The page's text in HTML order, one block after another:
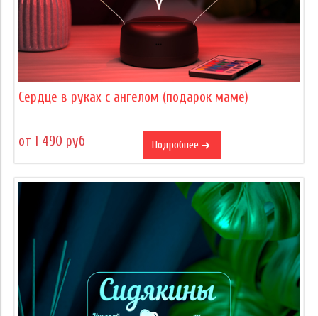
Сердце в руках с ангелом (подарок маме)
от 1 490 руб Подробнее